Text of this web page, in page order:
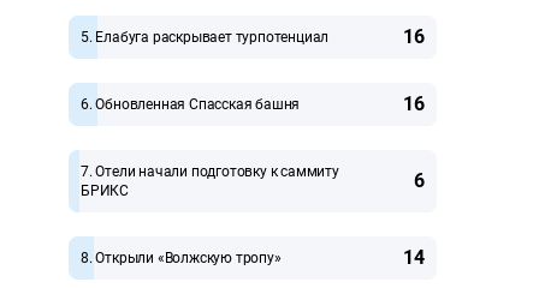
5. Елабуга раскрывает турпотенциал 16
6. Обновленная Спасская башня 16
7. Отели начали подготовку к саммиту
БРИКС
6
8. Открыли «Волжскую тропу» 14